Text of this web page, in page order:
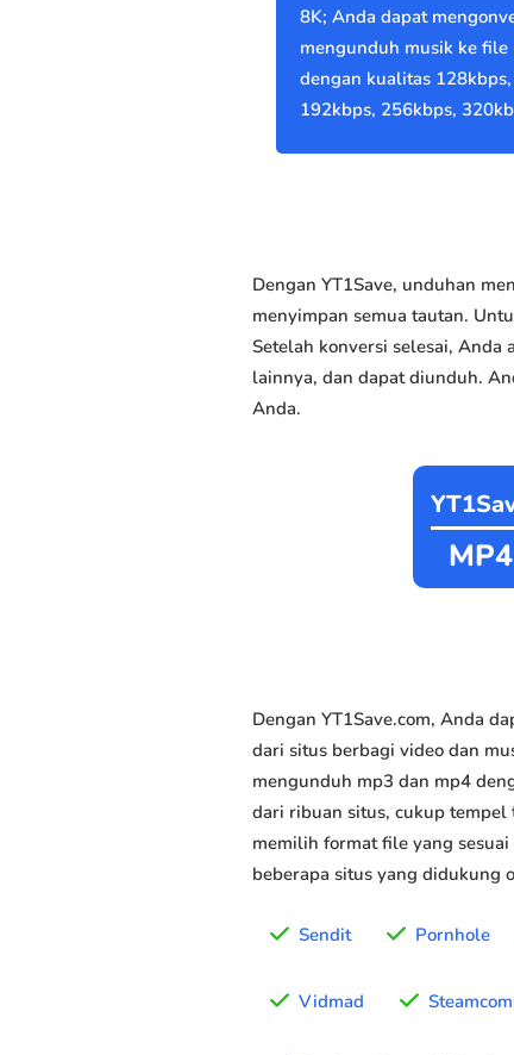
8K; Anda dapat
mengunduh musik ke file
dengan kualitas 128kbps,
192kbps, 256kbps,
Dengan YT1Save, unduhan
menyimpan semua tautan.
Setelah konversi selesai, Anda
lainnya, dan dapat diunduh.
Anda.
MP4
Dengan YT1Save.com, Anda
dari situs berbagi video dan
mengunduh mp3 dan mp4
dari ribuan situs, cukup tempel
memilih format file yang
beberapa situs yang didukung
Sendit Pornhole
Vidmad